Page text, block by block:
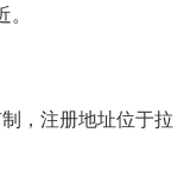
，注册地址位于拉